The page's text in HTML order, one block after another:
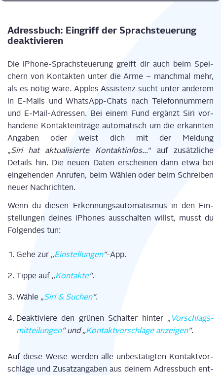
Adress­buch: Ein­griff der Sprach­steue­rung
deaktivieren
Die iPho­ne-Sprach­steue­rung greift dir auch beim Spei­
chern von Kon­tak­ten unter die Arme – manch­mal mehr,
als es nötig wäre. App­les Assis­tenz sucht unter ande­rem
in E‑Mails und Whats­App-Chats nach Tele­fon­num­mern
und E‑Mail-Adres­sen. Bei einem Fund ergänzt Siri vor­
han­de­ne Kon­takt­ein­trä­ge auto­ma­tisch um die erkann­ten
Anga­ben oder weist dich mit der Mel­dung
„Siri hat aktua­li­sier­te Kon­takt­in­fos…“ auf zusätz­li­che
Details hin. Die neu­en Daten erschei­nen dann etwa bei
ein­ge­hen­den Anru­fen, beim Wäh­len oder beim Schrei­ben
neu­er Nach­rich­ten.
Wenn du die­sen Erken­nungs­au­to­ma­tis­mus in den Ein­
stel­lun­gen dei­nes iPho­nes aus­schal­ten willst, musst du
Fol­gen­des tun:
Gehe zur „Ein­stel­lun­gen“-App.
Tip­pe auf „Kon­tak­te“.
Wäh­le „Siri & Suchen“.
Deak­ti­vie­re den grü­nen Schal­ter hin­ter „ Vor­schlags­
mit­tei­lun­gen“ und „Kon­takt­vor­schlä­ge anzei­gen“.
Auf die­se Wei­se wer­den alle unbe­stä­tig­ten Kon­takt­vor­
schlä­ge und Zusatz­an­ga­ben aus dei­nem Adress­buch ent­